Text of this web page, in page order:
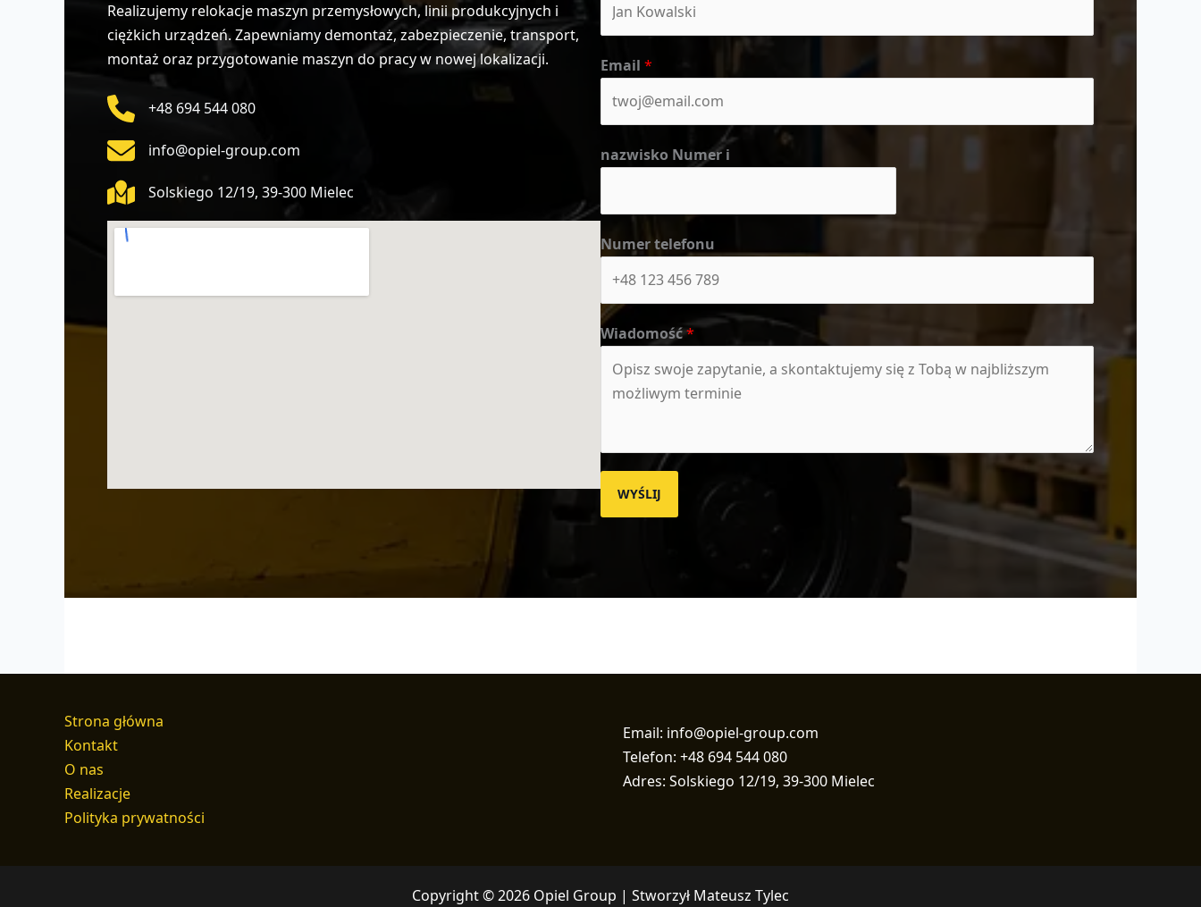
Realizujemy relokacje maszyn przemysłowych, linii produkcyjnych i
ciężkich urządzeń. Zapewniamy demontaż, zabezpieczenie, transport,
montaż oraz przygotowanie maszyn do pracy w nowej lokalizacji.
+48 694 544 080
info@opiel-group.com
Solskiego 12/19, 39-300 Mielec
Email *
nazwisko Numer i
Numer telefonu
Wiadomość*
WYŚLIJ
Strona główna
Kontakt
O nas
Realizacje
Polityka prywatności
Email: info@opiel-group.com
Telefon: +48 694 544 080
Adres: Solskiego 12/19, 39-300 Mielec
Copyright © 2026 Opiel Group | Stworzył Mateusz Tylec